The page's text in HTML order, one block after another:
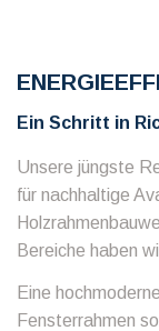
Ein Schritt in
Unsere jüngste
für nachhaltige
Bereiche haben
Eine
Fensterrahmen